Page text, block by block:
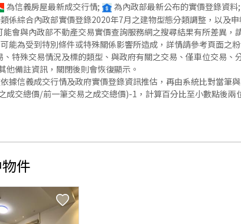
為信義房屋最新成交行情; 為內政部最新公布的實價登錄資料;
係綜合內政部實價登錄2020年7月之建物型態分類調整，以及
能會與內政部不動產交易實價查詢服務網之搜尋結果有所差異，
能為受到特別條件或特殊關係影響所造成，詳情請參考頁面之
、特殊交易情況及標的類型、與政府有關之交易、僅車位交易
他備註資訊，關閉後則會恢復顯示。
據信義成交行情及政府實價登錄資訊推估，再由系統比對當筆
成交總價/前一筆交易之成交總價)-1，計算百分比至小數點後兩
件